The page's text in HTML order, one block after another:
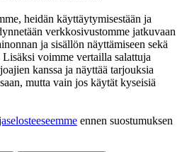
heidän käyttäytymisestään ja
verkkosivustomme jatkuvaan
ja sisällön näyttämiseen sekä
voimme vertailla salattuja
kanssa ja näyttää tarjouksia
mutta vain jos käytät kyseisiä
ennen suostumuksen